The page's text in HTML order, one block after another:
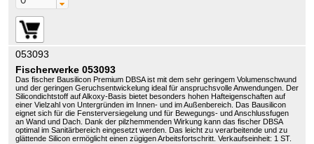
053093
Fischerwerke 053093
Das fischer Bausilicon Premium DBSA ist mit dem sehr geringem Volumenschwund
und der geringen Geruchsentwickelung ideal für anspruchsvolle Anwendungen. Der
Silicondichtstoff auf Alkoxy-Basis bietet besonders hohen Hafteigenschaften auf
einer Vielzahl von Untergründen im Innen- und im Außenbereich. Das Bausilicon
eignet sich für die Fensterversiegelung und für Bewegungs- und Anschlussfugen
an Wand und Dach. Dank der pilzhemmenden Wirkung kann das fischer DBSA
optimal im Sanitärbereich eingesetzt werden. Das leicht zu verarbeitende und zu
glättende Silicon ermöglicht einen zügigen Arbeitsfortschritt. Verkaufseinheit: 1 ST.